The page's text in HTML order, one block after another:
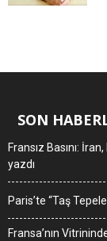
SON
Fransız Basını:
yazdı
Paris’te “Taş
Fransa’nın